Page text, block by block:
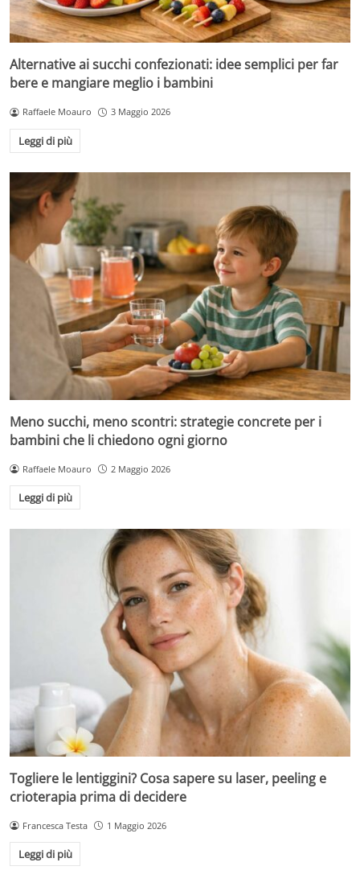
Alternative ai succhi confezionati: idee semplici per far
bere e mangiare meglio i bambini
Raffaele Moauro 3 Maggio 2026
Leggi di più
Meno succhi, meno scontri: strategie concrete per i
bambini che li chiedono ogni giorno
Raffaele Moauro 2 Maggio 2026
Leggi di più
Togliere le lentiggini? Cosa sapere su laser, peeling e
crioterapia prima di decidere
Francesca Testa 1 Maggio 2026
Leggi di più